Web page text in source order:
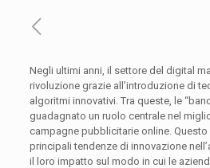
Negli ultimi anni, il settore del digital
rivoluzione grazie all’introduzione di
algoritmi innovativi. Tra queste, le
guadagnato un ruolo centrale nel
campagne pubblicitarie online.
principali tendenze di innovazione
il loro impatto sul modo in cui le